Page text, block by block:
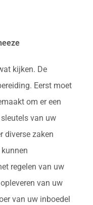
kijken. De
Eerst moet
om er een
van uw
diverse zaken
regelen van uw
van uw
van uw inboedel